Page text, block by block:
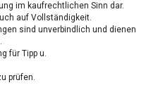
im kaufrechtlichen Sinn dar.
auf Vollständigkeit.
sind unverbindlich und dienen
für Tipp u.
prüfen.